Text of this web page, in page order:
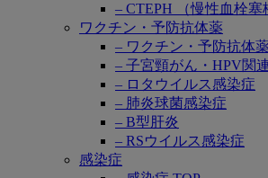
– CTEPH （慢性血栓塞
ワクチン・予防抗体薬
– ワクチン・予防抗体
– 子宮頸がん・HPV関
– ロタウイルス感染症
– 肺炎球菌感染症
– B型肝炎
– RSウイルス感染症
感染症